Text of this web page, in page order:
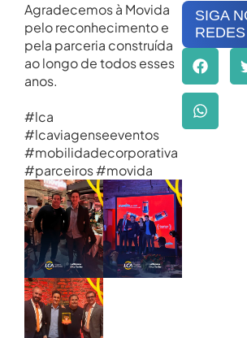
Agradecemos à Movida
pelo reconhecimento e
pela parceria construída
ao longo de todos esses
anos.
#lca
#lcaviagenseeventos
#mobilidadecorporativa
#parceiros #movida
SIGA
REDES